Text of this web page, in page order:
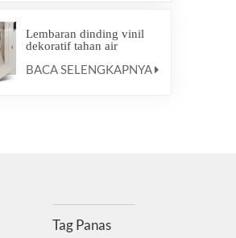
Lembaran dinding vinil
dekoratif tahan air
BACA SELENGKAPNYA
Tag Panas